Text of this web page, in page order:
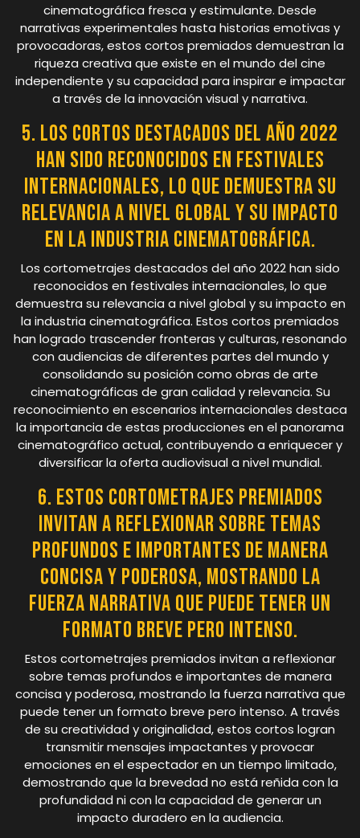
cinematográfica fresca y estimulante. Desde
narrativas experimentales hasta historias emotivas y
provocadoras, estos cortos premiados demuestran la
riqueza creativa que existe en el mundo del cine
independiente y su capacidad para inspirar e impactar
a través de la innovación visual y narrativa.
5. Los cortos destacados del año 2022
han sido reconocidos en festivales
internacionales, lo que demuestra su
relevancia a nivel global y su impacto
en la industria cinematográfica.
Los cortometrajes destacados del año 2022 han sido
reconocidos en festivales internacionales, lo que
demuestra su relevancia a nivel global y su impacto en
la industria cinematográfica. Estos cortos premiados
han logrado trascender fronteras y culturas, resonando
con audiencias de diferentes partes del mundo y
consolidando su posición como obras de arte
cinematográficas de gran calidad y relevancia. Su
reconocimiento en escenarios internacionales destaca
la importancia de estas producciones en el panorama
cinematográfico actual, contribuyendo a enriquecer y
diversificar la oferta audiovisual a nivel mundial.
6. Estos cortometrajes premiados
invitan a reflexionar sobre temas
profundos e importantes de manera
concisa y poderosa, mostrando la
fuerza narrativa que puede tener un
formato breve pero intenso.
Estos cortometrajes premiados invitan a reflexionar
sobre temas profundos e importantes de manera
concisa y poderosa, mostrando la fuerza narrativa que
puede tener un formato breve pero intenso. A través
de su creatividad y originalidad, estos cortos logran
transmitir mensajes impactantes y provocar
emociones en el espectador en un tiempo limitado,
demostrando que la brevedad no está reñida con la
profundidad ni con la capacidad de generar un
impacto duradero en la audiencia.